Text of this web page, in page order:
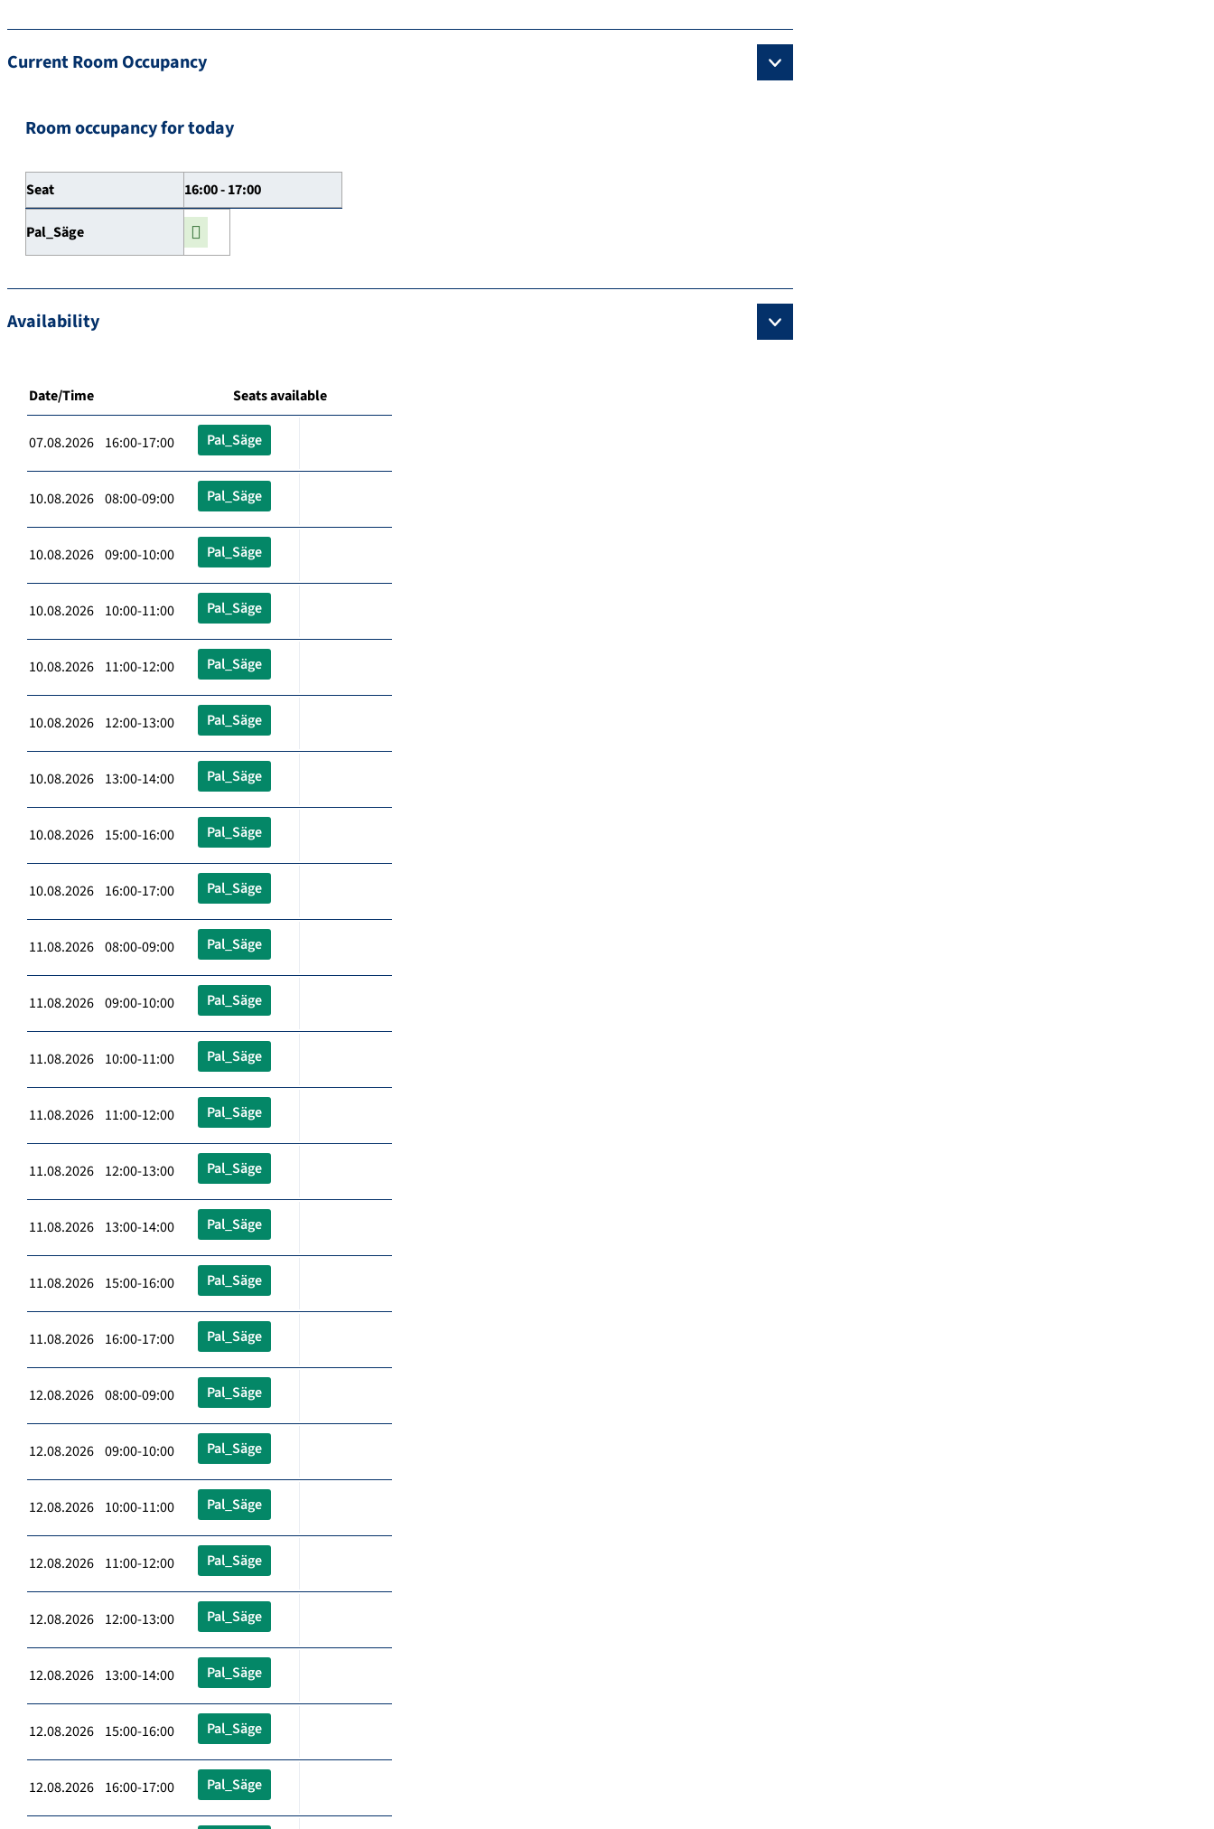
Current Room Occupancy
Room occupancy for today
Seat 16:00 - 17:00
Pal_Säge
Availability
Date/Time Seats available
07.08.2026 16:00-17:00 Pal_Säge
10.08.2026 08:00-09:00 Pal_Säge
10.08.2026 09:00-10:00 Pal_Säge
10.08.2026 10:00-11:00 Pal_Säge
10.08.2026 11:00-12:00 Pal_Säge
10.08.2026 12:00-13:00 Pal_Säge
10.08.2026 13:00-14:00 Pal_Säge
10.08.2026 15:00-16:00 Pal_Säge
10.08.2026 16:00-17:00 Pal_Säge
11.08.2026 08:00-09:00 Pal_Säge
11.08.2026 09:00-10:00 Pal_Säge
11.08.2026 10:00-11:00 Pal_Säge
11.08.2026 11:00-12:00 Pal_Säge
11.08.2026 12:00-13:00 Pal_Säge
11.08.2026 13:00-14:00 Pal_Säge
11.08.2026 15:00-16:00 Pal_Säge
11.08.2026 16:00-17:00 Pal_Säge
12.08.2026 08:00-09:00 Pal_Säge
12.08.2026 09:00-10:00 Pal_Säge
12.08.2026 10:00-11:00 Pal_Säge
12.08.2026 11:00-12:00 Pal_Säge
12.08.2026 12:00-13:00 Pal_Säge
12.08.2026 13:00-14:00 Pal_Säge
12.08.2026 15:00-16:00 Pal_Säge
12.08.2026 16:00-17:00 Pal_Säge